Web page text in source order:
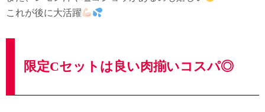
これが後に大活躍
限定Cセットは良い肉揃いコスパ◎